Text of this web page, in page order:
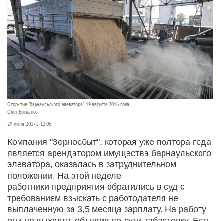
Открытие "барнаульского элеватора". 19 августа 2016 года
Олег Богданов
29 июня 2017 в 12:06
Компания "Зерносбыт", которая уже полтора года
является арендатором имущества барнаульского
элеватора, оказалась в затруднительном
положении. На этой неделе
работники предприятия обратились в суд с
требованием взыскать с работодателя не
выплаченную за 3,5 месяца зарплату. На работу